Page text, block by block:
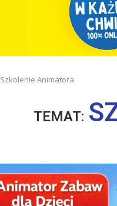
Szkolenie Animatora
TEMAT: